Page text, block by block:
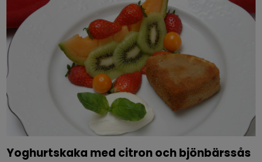
Yoghurtskaka med citron och bjönbärssås